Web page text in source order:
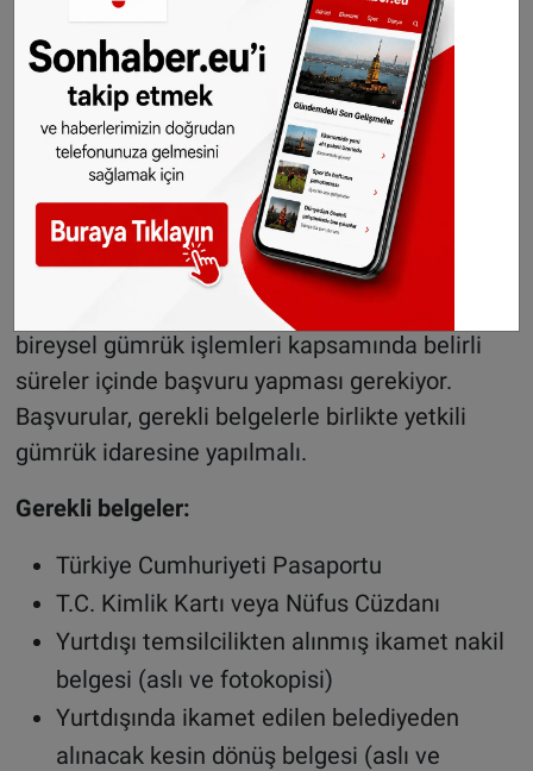
Aracın model yılı dahil en fazla 3 yaşında
olması gerekiyor.
Araç, en az 6 aydır yurtdışında ve kişinin
kendi adına kayıtlı olmalı.
Türkiye’ye getirilen araç, 12 ay boyunca
satılamaz veya başkasına devredilemez.
Başvuru süreci ve gerekli belgeler
Aracı Türkiye’ye ithal etmek isteyenlerin,
bireysel gümrük işlemleri kapsamında belirli
süreler içinde başvuru yapması gerekiyor.
Başvurular, gerekli belgelerle birlikte yetkili
gümrük idaresine yapılmalı.
Gerekli belgeler:
Türkiye Cumhuriyeti Pasaportu
T.C. Kimlik Kartı veya Nüfus Cüzdanı
Yurtdışı temsilcilikten alınmış ikamet nakil
belgesi (aslı ve fotokopisi)
Yurtdışında ikamet edilen belediyeden
alınacak kesin dönüş belgesi (aslı ve